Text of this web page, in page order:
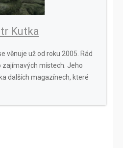
Kutka
věnuje už od roku 2005. Rád
zajímavých místech. Jeho
dalších magazínech, které